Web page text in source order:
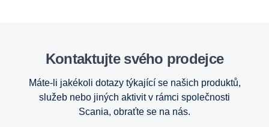
Kontaktujte svého prodejce
Máte-li jakékoli dotazy týkající se našich produktů,
služeb nebo jiných aktivit v rámci společnosti
Scania, obraťte se na nás.